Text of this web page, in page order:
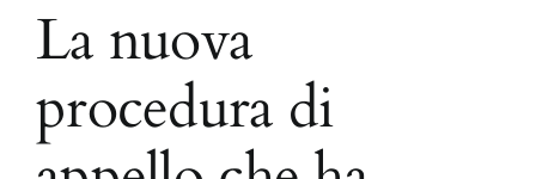
La nuova
procedura di